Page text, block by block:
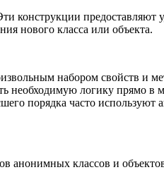
конструкции
нового класса или объекта.
набором свойств и
необходимую логику прямо в
порядка часто используют
анонимных классов и